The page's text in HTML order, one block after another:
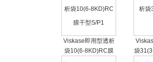
Viskase即用型透析
袋10(6-8KD)RC膜
袋